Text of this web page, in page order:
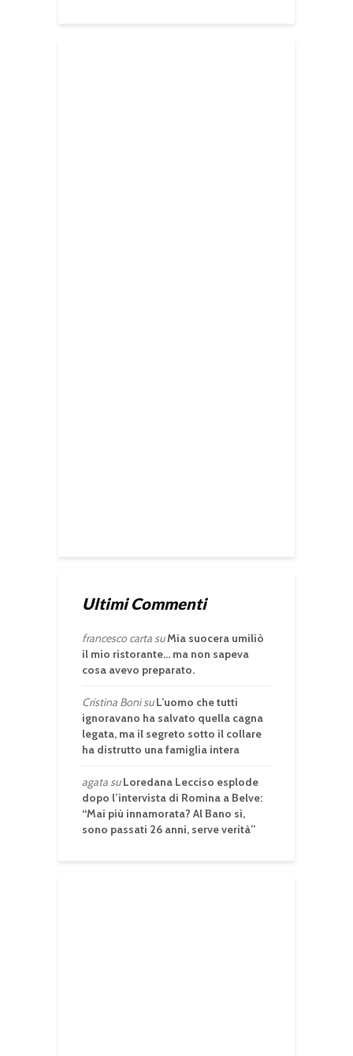
Ultimi Commenti
francesco cartasuMia suocera umiliò
il mio ristorante… ma non sapeva
cosa avevo preparato.
Cristina BonisuL’uomo che tutti
ignoravano ha salvato quella cagna
legata, ma il segreto sotto il collare
ha distrutto una famiglia intera
agatasuLoredana Lecciso esplode
dopo l’intervista di Romina a Belve:
“Mai più innamorata? Al Bano sì,
sono passati 26 anni, serve verità”